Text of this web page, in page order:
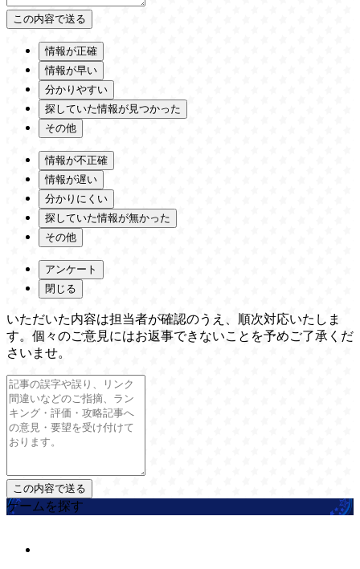
情報が正確
情報が早い
分かりやすい
探していた情報が見つかった
その他
情報が不正確
情報が遅い
分かりにくい
探していた情報が無かった
その他
アンケート
閉じる
いただいた内容は担当者が確認のうえ、順次対応いたしま
す。個々のご意見にはお返事できないことを予めご了承くだ
さいませ。
ゲームを探す